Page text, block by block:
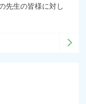
先生の皆様に対し